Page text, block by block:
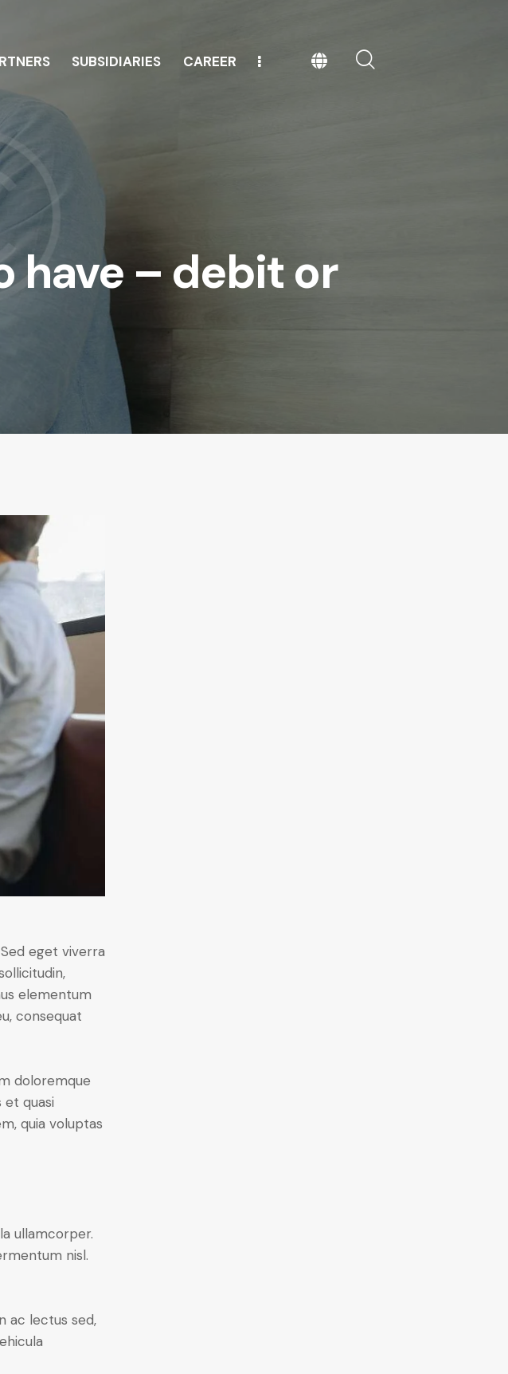
SUBSIDIARIES CAREER
PARTNERS
have – debit or
eget viverra
elementum
consequat
doloremque
quasi
quia voluptas
ullamcorper.
nisl.
ac lectus sed,